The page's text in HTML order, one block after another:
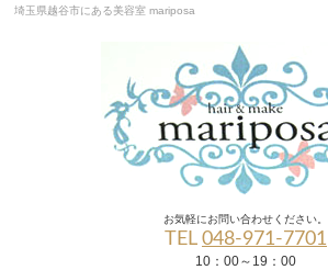
埼玉県越谷市にある美容室 mariposa
お気軽にお問い合わせください。
TEL 048-971-7701
10：00～19：00